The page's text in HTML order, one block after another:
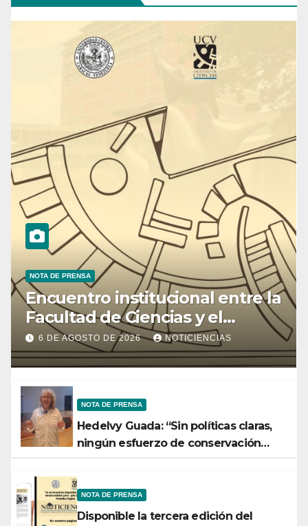
NOTA DE PRENSA
Encuentro institucional entre la
Facultad de Ciencias y el
Ministerio de Ciencia y
Tecnología
6 DE AGOSTO DE 2026 NOTICIENCIAS
NOTA DE PRENSA
Hedelvy Guada: “Sin políticas claras,
ningún esfuerzo de conservación
NOTA DE PRENSA
Disponible la tercera edición del